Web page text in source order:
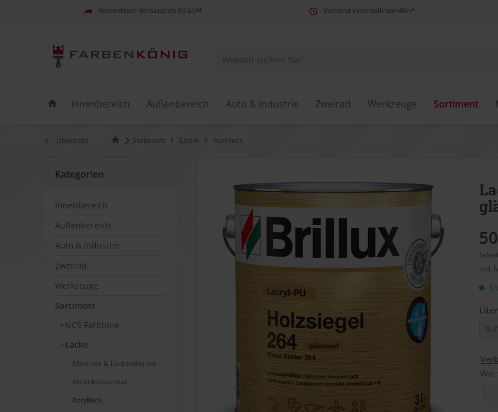
Kostenloser Versand ab 60 EUR Versand innerhalb von 48h*
Innenbereich Außenbereich Auto & Industrie Zweirad Werkzeuge Sortiment
Übersicht Sortiment Lacke Acryllack
Kategorien
Innenbereich
Außenbereich
Auto & Industrie
Zweirad
Werkzeuge
Sortiment
NCS Farbtöne
Lacke
Abbeizer & Lackentferner
Abtönkonzentrat
Acryllack
inkl.
Wie